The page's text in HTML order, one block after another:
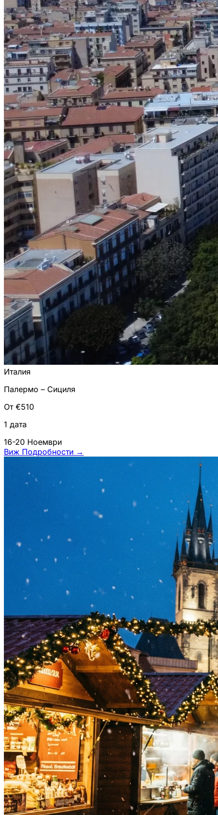
Италия
Палермо – Сициля
От €510
1 дата
16-20 Ноември
Виж Подробности →